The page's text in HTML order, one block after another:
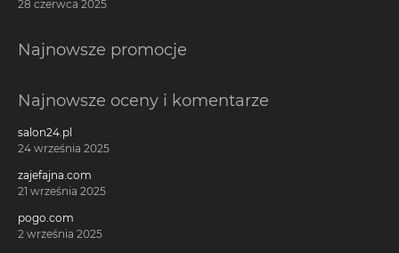
28 czerwca 2025
Najnowsze promocje
Najnowsze oceny i komentarze
salon24.pl
24 września 2025
zajefajna.com
21 września 2025
pogo.com
2 września 2025